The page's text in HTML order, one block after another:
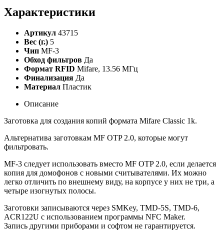
Характеристики
Артикул 43715
Вес (г.) 5
Чип MF-3
Обход фильтров Да
Формат RFID Mifare, 13.56 МГц
Финализация Да
Материал Пластик
Описание
Заготовка для создания копий формата Mifare Classic 1k.
Альтернатива заготовкам MF OTP 2.0, которые могут
фильтровать.
MF-3 следует использовать вместо MF OTP 2.0, если делается
копия для домофонов с новыми считывателями. Их можно
легко отличить по внешнему виду, на корпусе у них не три, а
четыре изогнутых полосы.
Заготовки записываются через SMKey, TMD-5S, TMD-6,
ACR122U с использованием программы NFC Maker.
Запись другими приборами и софтом не гарантируется.